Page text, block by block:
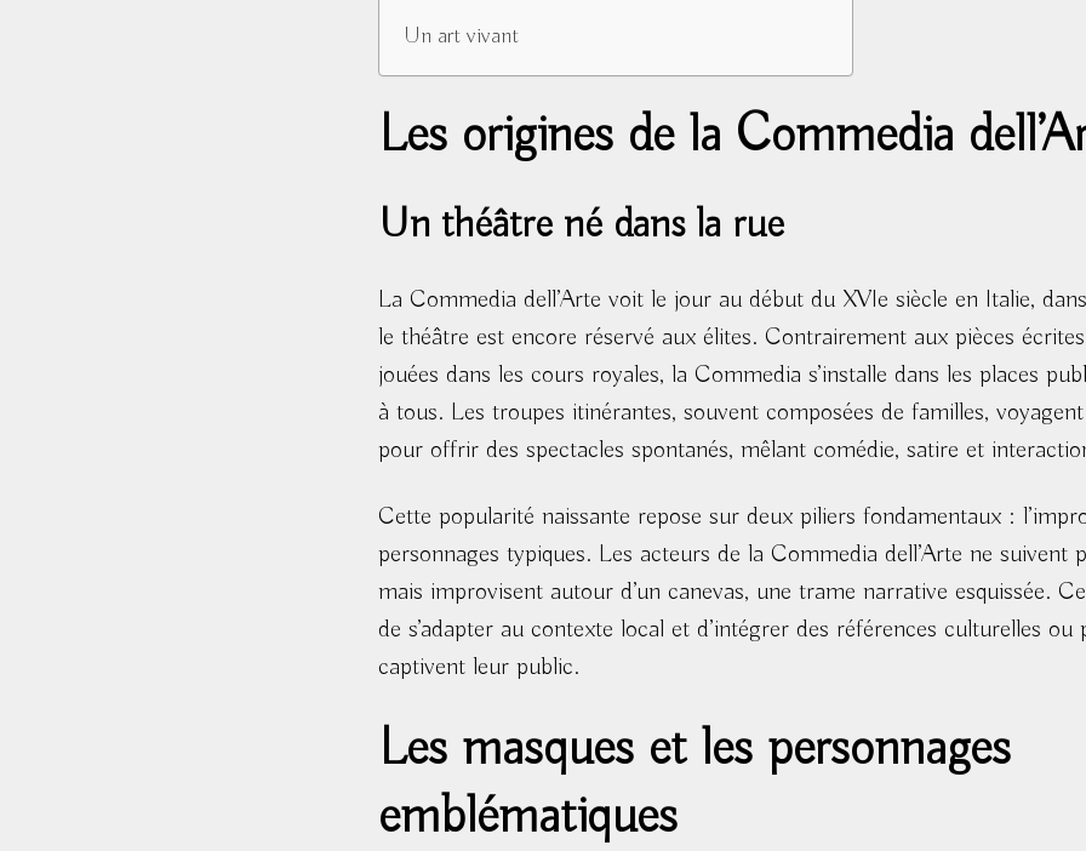
Un art vivant
Les origines de la Commedia
Un théâtre né dans la rue
La Commedia dell’Arte voit le jour au début du XVIe siècle en Italie,
le théâtre est encore réservé aux élites. Contrairement aux pièces
jouées dans les cours royales, la Commedia s’installe dans les places
à tous. Les troupes itinérantes, souvent composées de familles,
pour offrir des spectacles spontanés, mêlant comédie, satire et
Cette popularité naissante repose sur deux piliers fondamentaux :
personnages typiques. Les acteurs de la Commedia dell’Arte ne suivent
mais improvisent autour d’un canevas, une trame narrative esquissée.
de s’adapter au contexte local et d’intégrer des références culturelles ou
captivent leur public.
Les masques et les personnages
emblématiques